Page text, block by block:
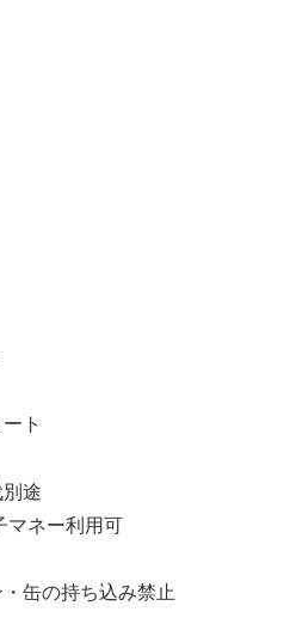
ト
途
マネー利用可
缶の持ち込み禁止